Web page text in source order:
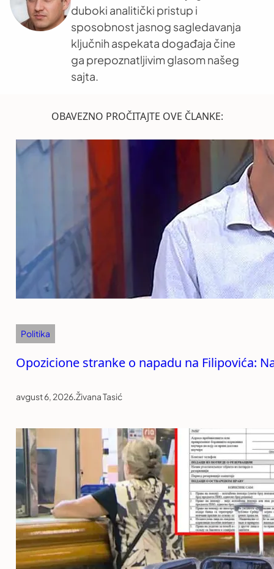
duboki analitički pristup i
sposobnost jasnog sagledavanja
ključnih aspekata događaja čine
ga prepoznatljivim glasom našeg
sajta.
OBAVEZNO PROČITAJTE OVE ČLANKE:
Politika
Opozicione stranke o napadu na Filipovića:
avgust 6, 2026.Živana Tasić